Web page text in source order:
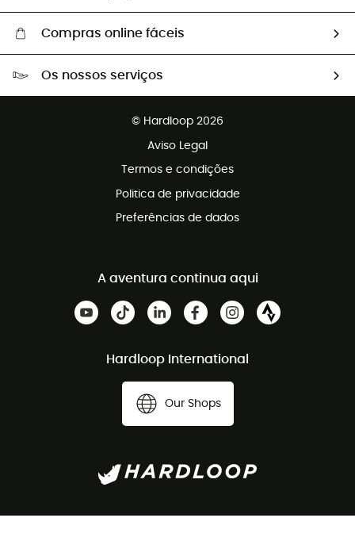
Compras online fáceis
Devoluções gratuitas em 100 dias
Os nossos serviços
© Hardloop 2026
Aviso Legal
Termos e condições
Politica de privacidade
Preferências de dados
A aventura continua aqui
Hardloop International
Our Shops